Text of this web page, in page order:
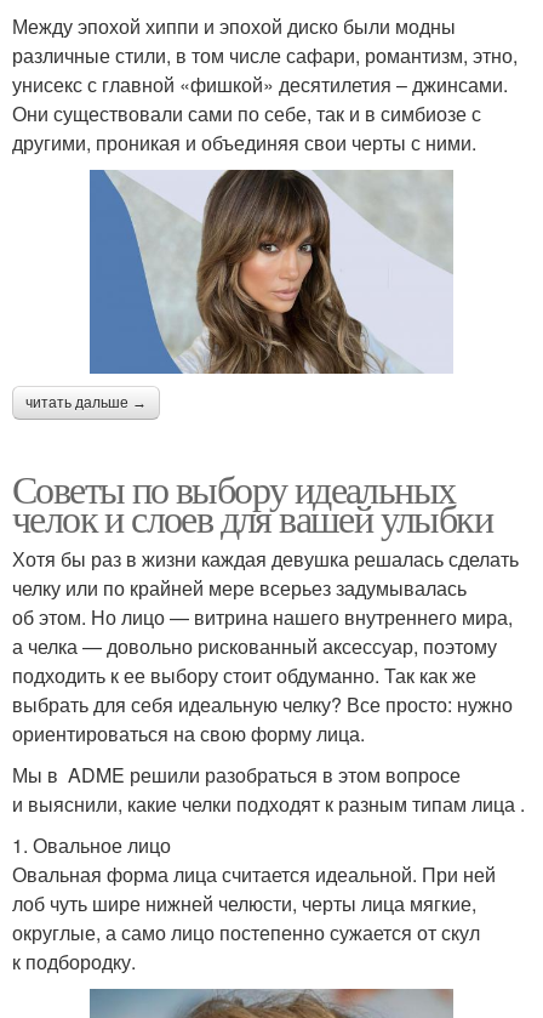
Между эпохой хиппи и эпохой диско были модны
различные стили, в том числе сафари, романтизм, этно,
унисекс с главной «фишкой» десятилетия – джинсами.
Они существовали сами по себе, так и в симбиозе с
другими, проникая и объединяя свои черты с ними.
читать дальше →
Советы по выбору идеальных
челок и слоев для вашей улыбки
Хотя бы раз в жизни каждая девушка решалась сделать
челку или по крайней мере всерьез задумывалась
об этом. Но лицо — витрина нашего внутреннего мира,
а челка — довольно рискованный аксессуар, поэтому
подходить к ее выбору стоит обдуманно. Так как же
выбрать для себя идеальную челку? Все просто: нужно
ориентироваться на свою форму лица.
Мы в ADME решили разобраться в этом вопросе
и выяснили, какие челки подходят к разным типам лица .
1. Овальное лицо
Овальная форма лица считается идеальной. При ней
лоб чуть шире нижней челюсти, черты лица мягкие,
округлые, а само лицо постепенно сужается от скул
к подбородку.